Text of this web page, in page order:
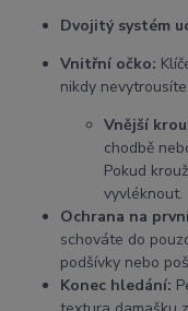
Dvojitý systém
Vnitřní očko:
nikdy nevytrousíte.
Vnější
chodbě
Pokud
vyvléknout.
Ochrana na
schováte do
podšívky nebo
Konec hledání: